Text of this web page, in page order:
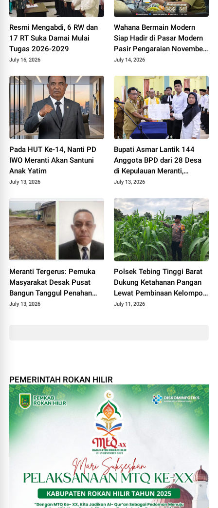
Resmi Mengabdi, 6 RW dan
17 RT Suka Damai Mulai
Tugas 2026-2029
July 16, 2026
Wahana Bermain Modern
Siap Hadir di Pasar Modern
Pasir Pengaraian November
2026
July 14, 2026
Pada HUT Ke-14, Nanti PD
IWO Meranti Akan Santuni
Anak Yatim
July 13, 2026
Bupati Asmar Lantik 144
Anggota BPD dari 28 Desa
di Kepulauan Meranti,
Tekankan Integritas dan
July 13, 2026
Meranti Tergerus: Pemuka
Masyarakat Desak Pusat
Bangun Tanggul Penahan
Gelombang
July 13, 2026
Polsek Tebing Tinggi Barat
Dukung Ketahanan Pangan
Lewat Pembinaan Kelompok
Tani Tunas Harapan Maju
July 11, 2026
PEMERINTAH ROKAN HILIR